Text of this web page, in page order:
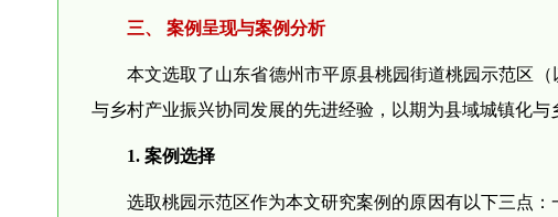
三、 案例呈现与案例分析
本文选取了山东省德州市平原县桃园街道桃园示范区
与乡村产业振兴协同发展的先进经验，以期为县域城镇化与
1. 案例选择
选取桃园示范区作为本文研究案例的原因有以下三点